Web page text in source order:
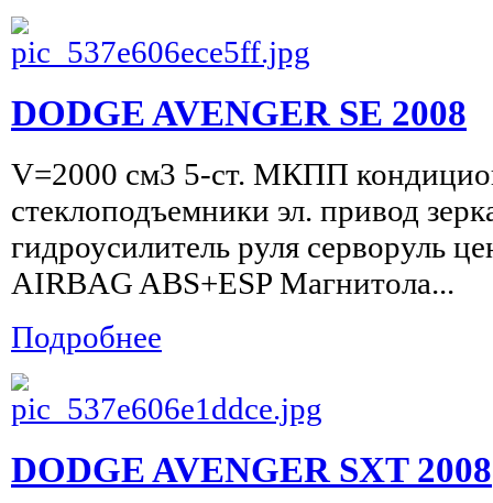
DODGE AVENGER SE 2008
V=2000 см3 5-ст. МКПП
стеклоподъемники эл. привод
гидроусилитель руля серворуль
AIRBAG ABS+ESP Магнитола...
Подробнее
DODGE AVENGER SXT 2008